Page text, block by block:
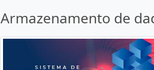
Armazenamento de